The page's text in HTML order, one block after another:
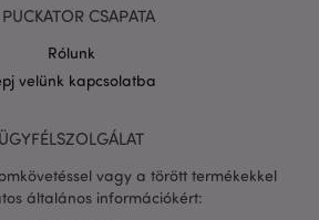
CSAPATA
Rólunk
velünk kapcsolatba
ÜGYFÉLSZOLGÁLAT
vagy a törött termékekkel
általános információkért: